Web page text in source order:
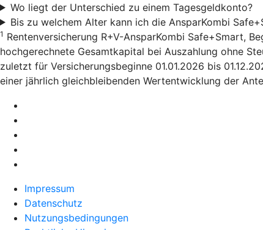
Wo liegt der Unterschied zu einem Tagesgeldkonto?
Bis zu welchem Alter kann ich die AnsparKombi
1 Rentenversicherung R+V-AnsparKombi Safe+Smart,
hochgerechnete Gesamtkapital bei Auszahlung ohne
zuletzt für Versicherungsbeginne 01.01.2026 bis
einer jährlich gleichbleibenden Wertentwicklung der
Impressum
Datenschutz
Nutzungsbedingungen